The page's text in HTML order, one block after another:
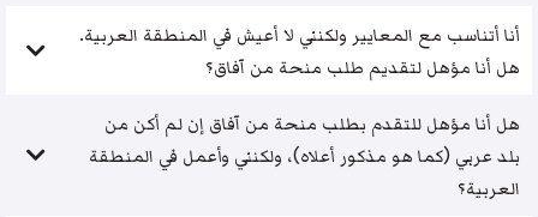
أنا أتناسب مع المعايير ولكنني لا أعيش في المنطقة العربية.
هل أنا مؤهل لتقديم طلب منحة من آفاق؟
هل أنا مؤهل للتقدم بطلب منحة من آفاق إن لم أكن من
بلد عربي (كما هو مذكور أعلاه)، ولكنني وأعمل في المنطقة
العربية؟